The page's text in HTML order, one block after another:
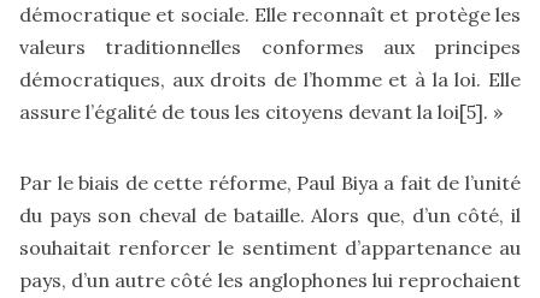
démocratique et sociale. Elle reconnaît et protège les
valeurs traditionnelles conformes aux principes
démocratiques, aux droits de l’homme et à la loi. Elle
assure l’égalité de tous les citoyens devant la loi[5]. »
Par le biais de cette réforme, Paul Biya a fait de l’unité
du pays son cheval de bataille. Alors que, d’un côté, il
souhaitait renforcer le sentiment d’appartenance au
pays, d’un autre côté les anglophones lui reprochaient